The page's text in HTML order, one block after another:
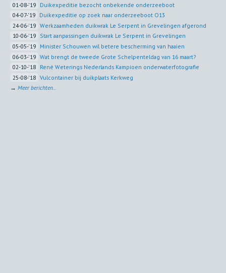
01-08-'19 Duikexpeditie bezocht onbekende onderzeeboot
04-07-'19 Duikexpeditie op zoek naar onderzeeboot O13
24-06-'19 Werkzaamheden duikwrak Le Serpent in Grevelingen afgerond
10-06-'19 Start aanpassingen duikwrak Le Serpent in Grevelingen
05-05-'19 Minister Schouwen wil betere bescherming van haaien
06-03-'19 Wat brengt de tweede Grote Schelpenteldag van 16 maart?
02-10-'18 René Weterings Nederlands Kampioen onderwaterfotografie
25-08-'18 Vulcontainer bij duikplaats Kerkweg
→ Meer berichten...